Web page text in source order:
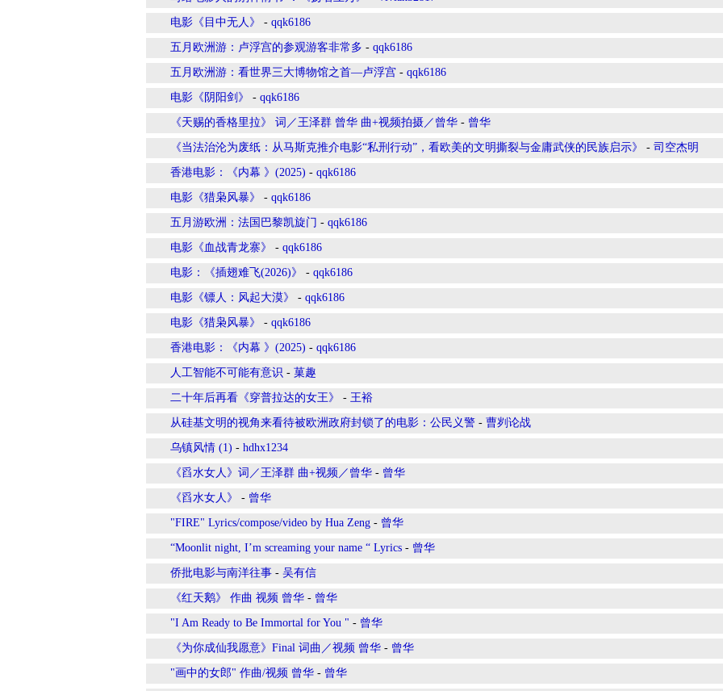
电影《目中无人》 - qqk6186
五月欧洲游：卢浮宫的参观游客非常多 - qqk6186
五月欧洲游：看世界三大博物馆之首—卢浮宫 - qqk6186
电影《阴阳剑》 - qqk6186
《天赐的香格里拉》 词／王泽群 曾华 曲+视频拍摄／曾华 - 曾华
​《当法治沦为废纸：从马斯克推介电影“私刑行动”，看欧美的文明撕裂与金庸武侠的民族启示》 - 司空杰明
香港电影：《内幕 》(2025) - qqk6186
电影《猎枭风暴》 - qqk6186
五月游欧洲：法国巴黎凯旋门 - qqk6186
电影《血战青龙寨》 - qqk6186
电影：《插翅难飞(2026)》 - qqk6186
电影《镖人：风起大漠》 - qqk6186
电影《猎枭风暴》 - qqk6186
香港电影：《内幕 》(2025) - qqk6186
人工智能不可能有意识 - 菓趣
二十年后再看《穿普拉达的女王》 - 王裕
从硅基文明的视角来看待被欧洲政府封锁了的电影：公民义警 - 曹刿论战
乌镇风情 (1) - hdhx1234
《舀水女人》词／王泽群 曲+视频／曾华 - 曾华
《舀水女人》 - 曾华
"FIRE" Lyrics/compose/video by Hua Zeng - 曾华
“Moonlit night, I’m screaming your name “ Lyrics - 曾华
侨批电影与南洋往事 - 吴有信
《红天鹅》 作曲 视频 曾华 - 曾华
"I Am Ready to Be Immortal for You " - 曾华
《为你成仙我愿意》Final 词曲／视频 曾华 - 曾华
"画中的女郎" 作曲/视频 曾华 - 曾华